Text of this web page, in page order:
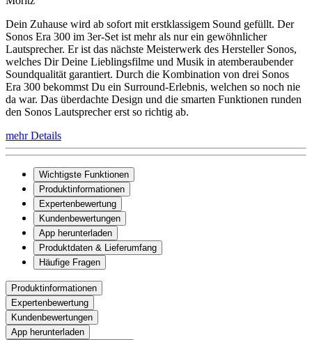
Dein Zuhause wird ab sofort mit erstklassigem Sound gefüllt. Der
Sonos Era 300 im 3er-Set ist mehr als nur ein gewöhnlicher
Lautsprecher. Er ist das nächste Meisterwerk des Hersteller Sonos,
welches Dir Deine Lieblingsfilme und Musik in atemberaubender
Soundqualität garantiert. Durch die Kombination von drei Sonos
Era 300 bekommst Du ein Surround-Erlebnis, welchen so noch nie
da war. Das überdachte Design und die smarten Funktionen runden
den Sonos Lautsprecher erst so richtig ab.
mehr Details
Wichtigste Funktionen
Produktinformationen
Expertenbewertung
Kundenbewertungen
App herunterladen
Produktdaten & Lieferumfang
Häufige Fragen
Produktinformationen
Expertenbewertung
Kundenbewertungen
App herunterladen